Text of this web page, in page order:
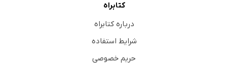
کتابراه
درباره کتابراه
شرایط استفاده
حریم خصوصی